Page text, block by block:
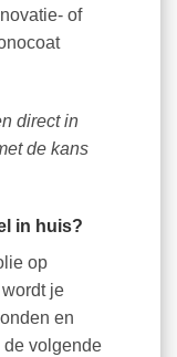
of
direct in
de kans
in huis?
op
je
en
de volgende